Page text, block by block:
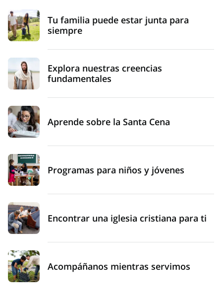
Tu familia puede estar junta para
siempre
Explora nuestras creencias
fundamentales
Aprende sobre la Santa Cena
Programas para niños y jóvenes
Encontrar una iglesia cristiana para ti
Acompáñanos mientras servimos